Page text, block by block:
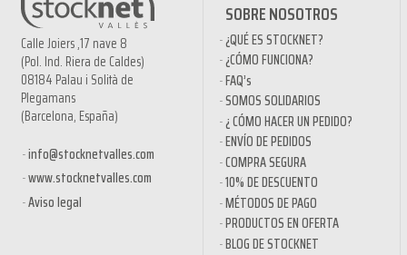
Calle Joiers ,17 nave 8
(Pol. Ind. Riera de Caldes)
08184 Palau i Solità de
Plegamans
(Barcelona, España)
info@stocknetvalles.com
www.stocknetvalles.com
Aviso legal
SOBRE NOSOTROS
¿QUÉ ES STOCKNET?
¿CÓMO FUNCIONA?
FAQ’s
SOMOS SOLIDARIOS
¿ CÓMO HACER UN PEDIDO?
ENVÍO DE PEDIDOS
COMPRA SEGURA
10% DE DESCUENTO
MÉTODOS DE PAGO
PRODUCTOS EN OFERTA
BLOG DE STOCKNET